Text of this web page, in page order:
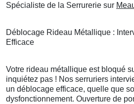
Spécialiste de la Serrurerie sur
Déblocage Rideau Métallique :
Efficace
Votre rideau métallique est bloqué
inquiétez pas ! Nos serruriers
un déblocage efficace, quelle que
dysfonctionnement. Ouverture de